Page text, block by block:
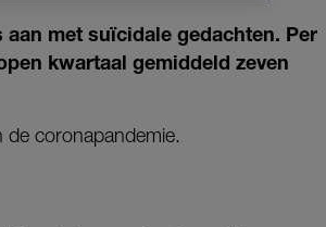
met suïcidale gedachten. Per
kwartaal gemiddeld zeven
de coronapandemie.